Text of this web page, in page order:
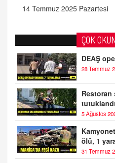
14 Temmuz 2025 Pazartesi
ÇOK
DEAŞ
28 Temmuz
Restoran
tutuklandı
5 Ağustos
ölü, 1
31 Temmuz